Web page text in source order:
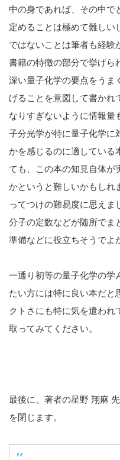
中の身であれば、その中で
定めることは極めて難しい
ではないことは筆者も経験
書籍の特徴の部分で挙げら
深い量子化学の要点をうま
げることを意図して書かれ
なりすぎないように情報量
子分光学が特に量子化学に
かを感じるのに適している
ても、この本の知見自体が
かというと難しいかもしれ
ってつけの難易度に思えま
分子の定数などが随所でま
準備などに役立ちそうでよ
一通り初等の量子化学の学
たい方には特に良い本だと
クトさにも特に気を遣われ
取ってみてください。
最後に、著者の星野 翔麻
を閉じます。